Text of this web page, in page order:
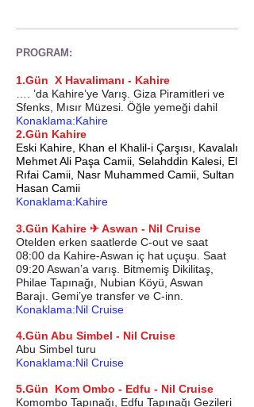
PROGRAM :
1.Gün X Havalimanı - Kahire
…. ’da Kahire’ye Varış. Giza Piramitleri ve
Sfenks, Mısır Müzesi. Öğle yemeği dahil
Konaklama:Kahire
2.Gün Kahire
Eski Kahire, Khan el Khalil-i Çarşısı, Kavalalı
Mehmet Ali Paşa Camii, Selahddin Kalesi, El
Rıfai Camii, Nasr Muhammed Camii, Sultan
Hasan Camii
Konaklama:Kahire
3.Gün Kahire ✈︎ Aswan - Nil Cruise
Otelden erken saatlerde C-out ve saat
08:00 da Kahire-Aswan iç hat uçuşu. Saat
09:20 Aswan’a varış. Bitmemiş Dikilitaş,
Philae Tapınağı, Nubian Köyü, Aswan
Barajı. Gemi’ye transfer ve C-inn.
Konaklama:Nil Cruise
4.Gün Abu Simbel - Nil Cruise
Abu Simbel turu
Konaklama:Nil Cruise
5.Gün Kom Ombo - Edfu - Nil Cruise
Komombo Tapınağı, Edfu Tapınağı Gezileri